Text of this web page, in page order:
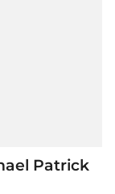
Patrick